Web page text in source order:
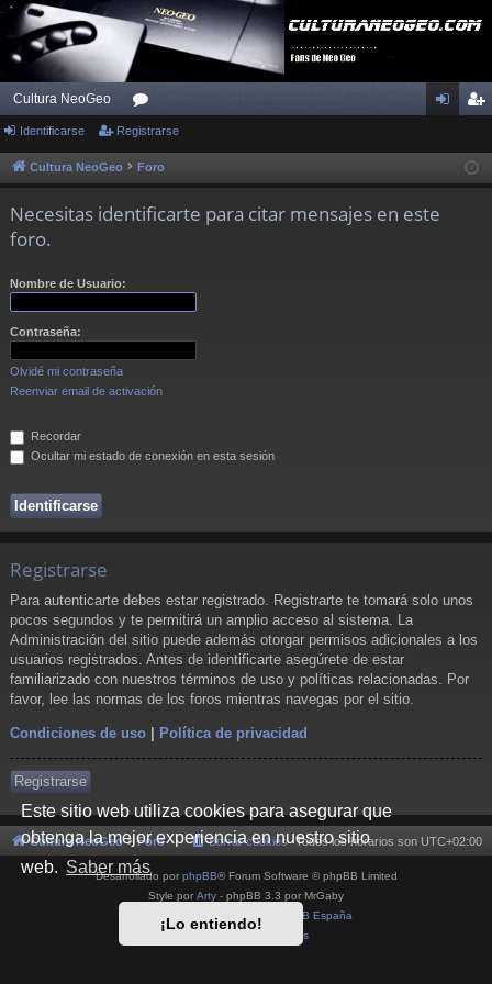
Este sitio web utiliza cookies para asegurar que
obtenga la mejor experiencia en nuestro sitio
web. Saber más
¡Lo entiendo!
Cultura NeoGeo
or
os ist
Identificarse Registrarse
Cultura NeoGeo Foro
Necesitas identificarte para citar mensajes en este
foro.
Nombre de Usuario:
Contraseña:
Olvidé mi contraseña
Reenviar email de activación
Recordar
Ocultar mi estado de conexión en esta sesión
Registrarse
Para autenticarte debes estar registrado. Registrarte te tomará solo unos
pocos segundos y te permitirá un amplio acceso al sistema. La
Administración del sitio puede además otorgar permisos adicionales a los
usuarios registrados. Antes de identificarte asegúrete de estar
familiarizado con nuestros términos de uso y políticas relacionadas. Por
favor, lee las normas de los foros mientras navegas por el sitio.
Condiciones de uso Política de privacidad
Registrarse
Cultura NeoGeo Foro Todos los horarios son UTC+02:00
Borrar cookies
Desarrollado por phpBB® Forum Software © phpBB Limited
Style por Arty - phpBB 3.3 por MrGaby
phpBB España
Condiciones